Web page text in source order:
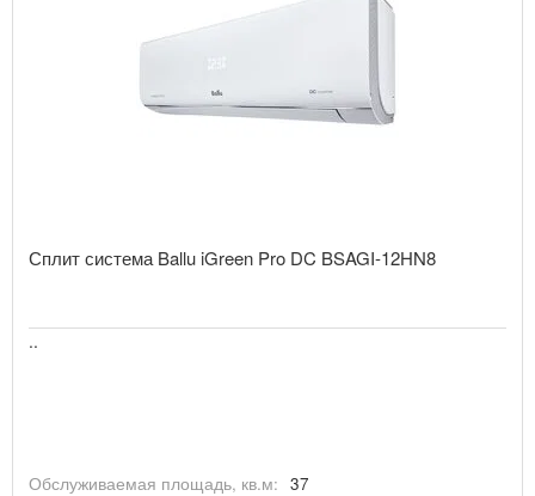
Сплит система Ballu iGreen Pro DC BSAGI-12HN8
..
Обслуживаемая площадь, кв.м: 37